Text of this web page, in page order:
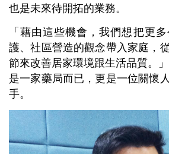
也是未來待開拓的業務。
「藉由這些機會，我們想把更
護、社區營造的觀念帶入家庭，
節來改善居家環境跟生活品質。
是一家藥局而已，更是一位關懷
手。